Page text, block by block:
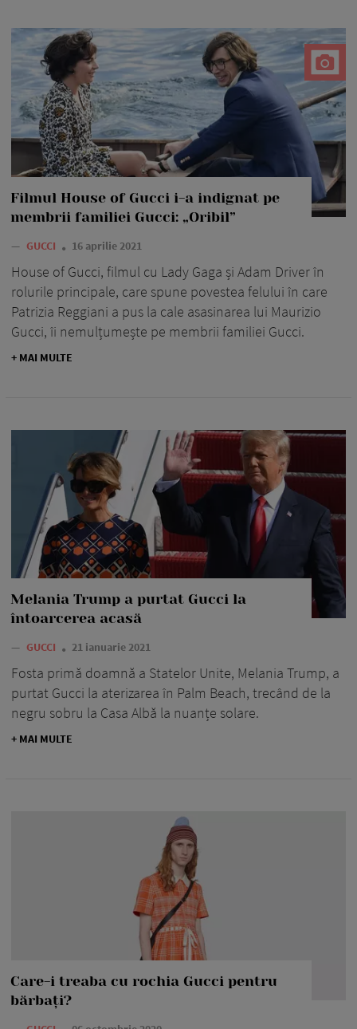
Filmul House of Gucci i-a indignat pe
membrii familiei Gucci: „Oribil”
— GUCCI 16 aprilie 2021
House of Gucci, filmul cu Lady Gaga și Adam Driver în
rolurile principale, care spune povestea felului în care
Patrizia Reggiani a pus la cale asasinarea lui Maurizio
Gucci, îi nemulțumește pe membrii familiei Gucci.
+ MAI MULTE
Melania Trump a purtat Gucci la
întoarcerea acasă
— GUCCI 21 ianuarie 2021
Fosta primă doamnă a Statelor Unite, Melania Trump, a
purtat Gucci la aterizarea în Palm Beach, trecând de la
negru sobru la Casa Albă la nuanțe solare.
+ MAI MULTE
Care-i treaba cu rochia Gucci pentru
bărbați?